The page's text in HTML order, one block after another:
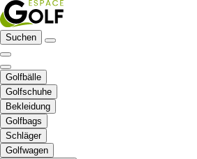
Suchen
Golfbälle
Golfschuhe
Bekleidung
Golfbags
Schläger
Golfwagen